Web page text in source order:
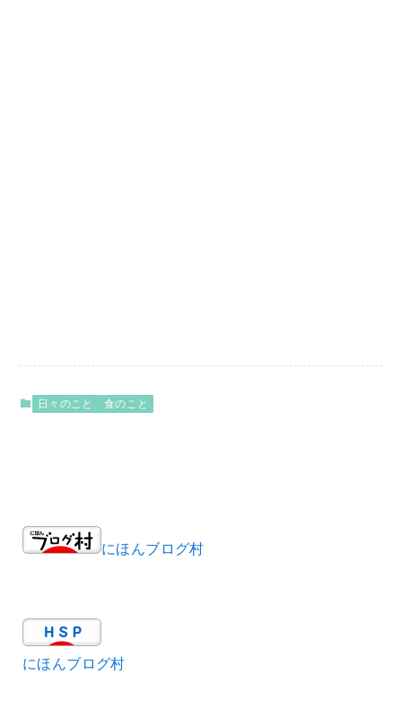
日々のこと 食のこと
にほんブログ村
にほんブログ村